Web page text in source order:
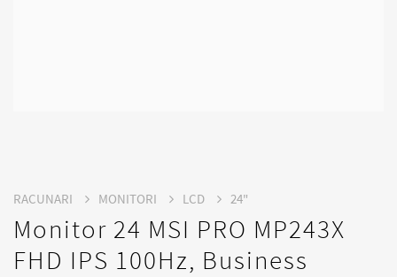
RACUNARI MONITORI LCD 24"
Monitor 24 MSI PRO MP243X
FHD IPS 100Hz, Business